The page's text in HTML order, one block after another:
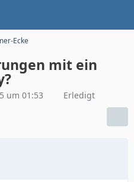
Ecke
mit ein
um 01:53 Erledigt